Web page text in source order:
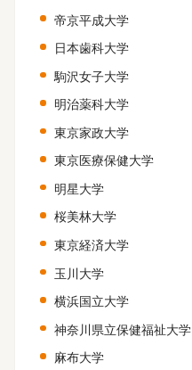
帝京平成大学
日本歯科大学
駒沢女子大学
明治薬科大学
東京家政大学
東京医療保健大学
明星大学
桜美林大学
東京経済大学
玉川大学
横浜国立大学
神奈川県立保健福祉大学
麻布大学